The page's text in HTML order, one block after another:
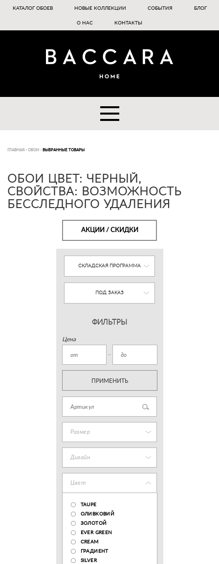
КАТАЛОГ ОБОЕВ НОВЫЕ КОЛЛЕКЦИИ СОБЫТИЯ БЛОГ
О НАС КОНТАКТЫ
ГЛАВНАЯ - ОБОИ - ВЫБРАННЫЕ ТОВАРЫ
ОБОИ ЦВЕТ: ЧЕРНЫЙ,
СВОЙСТВА: ВОЗМОЖНОСТЬ
БЕССЛЕДНОГО УДАЛЕНИЯ
АКЦИИ / СКИДКИ
СКЛАДСКАЯ ПРОГРАММА
ПОД ЗАКАЗ
ФИЛЬТРЫ
Цена
ПРИМЕНИТЬ
Размер
Дизайн
Цвет
TAUPE
ОЛИВКОВИЙ
ЗОЛОТОЙ
EVER GREEN
CREAM
ГРАДИЕНТ
SILVER